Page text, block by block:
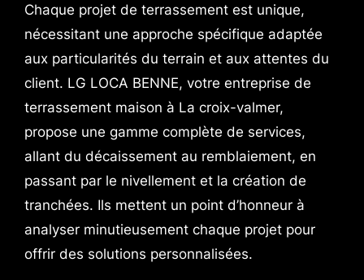
Chaque projet de terrassement est unique,
nécessitant une approche spécifique adaptée
aux particularités du terrain et aux attentes du
client. LG LOCA BENNE, votre entreprise de
terrassement maison à La croix-valmer,
propose une gamme complète de services,
allant du décaissement au remblaiement, en
passant par le nivellement et la création de
tranchées. Ils mettent un point d’honneur à
analyser minutieusement chaque projet pour
offrir des solutions personnalisées.